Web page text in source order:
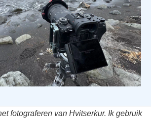
fotograferen van Hvitserkur. Ik gebruik